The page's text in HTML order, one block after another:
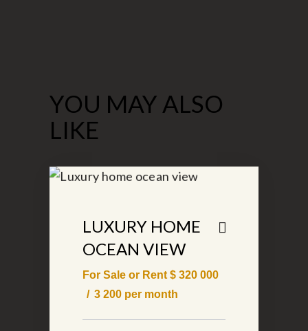
YOU MAY ALSO
LIKE
LUXURY HOME
OCEAN VIEW
For Sale or Rent $ 320 000
3 200 per month